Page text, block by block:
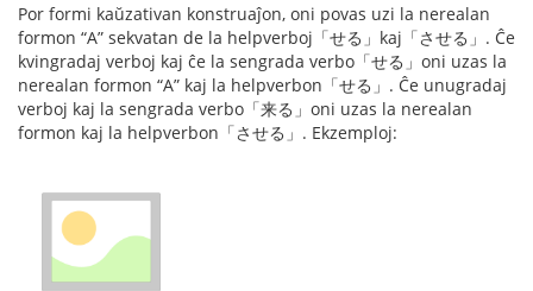
Por formi kaŭzativan konstruaĵon, oni povas uzi la nerealan
formon “A” sekvatan de la helpverboj「せる」kaj「させる」. Ĉe
kvingradaj verboj kaj ĉe la sengrada verbo「せる」oni uzas la
nerealan formon “A” kaj la helpverbon「せる」. Ĉe unugradaj
verboj kaj la sengrada verbo「来る」oni uzas la nerealan
formon kaj la helpverbon「させる」. Ekzemploj: